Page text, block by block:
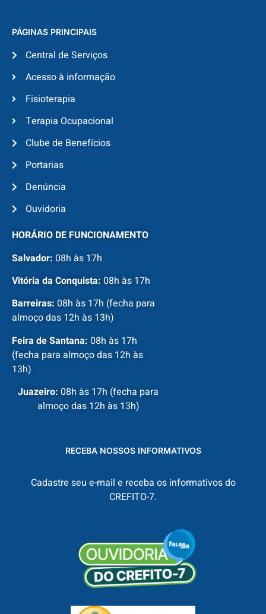
PÁGINAS PRINCIPAIS
Central de Serviços
Acesso à informação
Fisioterapia
Terapia Ocupacional
Clube de Benefícios
Portarias
Denúncia
Ouvidoria
HORÁRIO DE FUNCIONAMENTO
Salvador: 08h às 17h
Vitória da Conquista: 08h às 17h
Barreiras: 08h às 17h (fecha para
almoço das 12h às 13h)
Feira de Santana: 08h às 17h
(fecha para almoço das 12h às
13h)
Juazeiro: 08h às 17h (fecha para
almoço das 12h às 13h)
RECEBA NOSSOS INFORMATIVOS
Cadastre seu e-mail e receba os informativos do
CREFITO-7.